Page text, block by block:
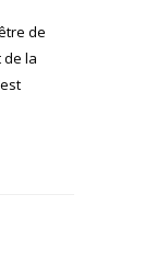
de
de la